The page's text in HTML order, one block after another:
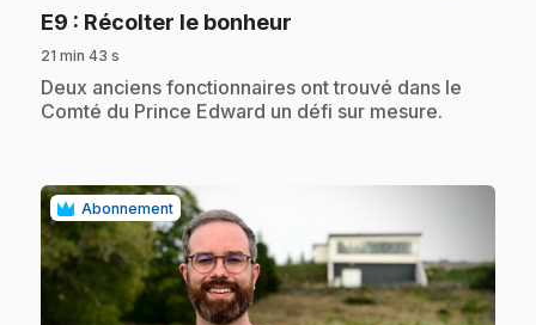
E9 : Récolter le bonheur
21 min 43 s
.Deux anciens fonctionnaires ont trouvé dans le
Comté du Prince Edward un défi sur mesure.
Abonnement